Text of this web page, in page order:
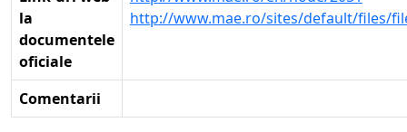
la
documentele
oficiale
http://www.mae.ro/sites/default/files/
Comentarii